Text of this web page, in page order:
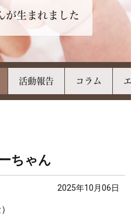
が生まれました
活動報告 コラム
ちゃん
2025年10月06日